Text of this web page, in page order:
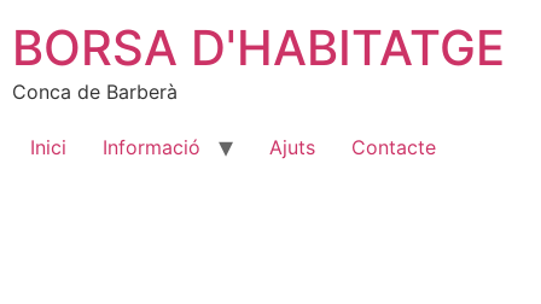
BORSA D'HABITATGE
Conca de Barberà
Inici Informació Ajuts Contacte